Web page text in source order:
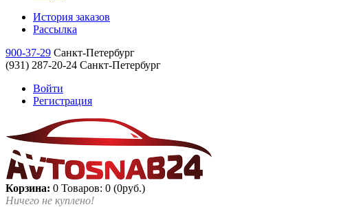
История заказов
Рассылка
900-37-29 Санкт-Петербург
(931) 287-20-24 Санкт-Петербург
Войти
Регистрация
Корзина: 0 Товаров: 0 (0руб.)
Ничего не куплено!